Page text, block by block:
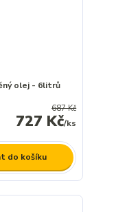
olej - 6litrů
687 Kč
727 Kč/ks
do košíku